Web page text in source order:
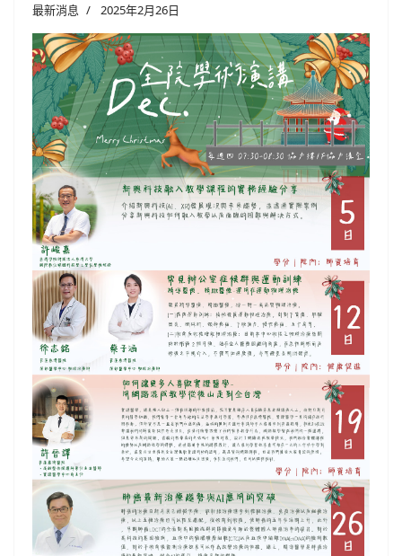
最新消息 2025年2月26日